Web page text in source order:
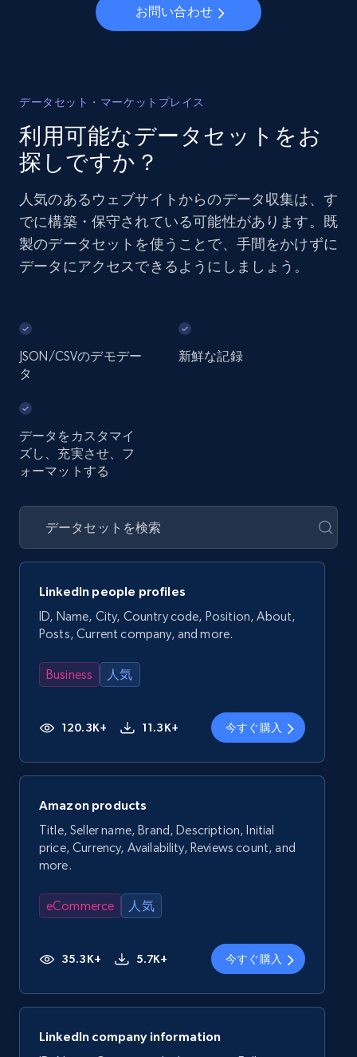
お問い合わせ
データセット・マーケットプレイス
利用可能なデータセットをお
探しですか？
人気のあるウェブサイトからのデータ収集は、す
でに構築・保守されている可能性があります。既
製のデータセットを使うことで、手間をかけずに
データにアクセスできるようにしましょう。
JSON/CSVのデモデー
タ
新鮮な記録
データをカスタマイ
ズし、充実させ、フ
ォーマットする
LinkedIn people profiles
ID, Name, City, Country code, Position, About,
Posts, Current company, and more.
Business 人気
120.3K+ 11.3K+ 今すぐ購入
Amazon products
Title, Seller name, Brand, Description, Initial
price, Currency, Availability, Reviews count, and
more.
eCommerce 人気
35.3K+ 5.7K+ 今すぐ購入
LinkedIn company information